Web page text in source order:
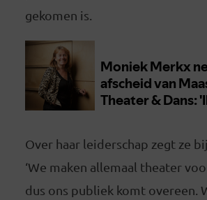
gekomen is.
Over haar leiderschap zegt ze
‘We maken allemaal theater
dus ons publiek komt overeen.